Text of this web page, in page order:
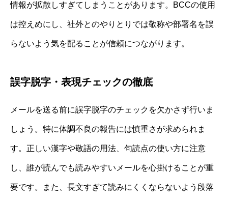
情報が拡散しすぎてしまうことがあります。BCCの使用
は控えめにし、社外とのやりとりでは敬称や部署名を誤
らないよう気を配ることが信頼につながります。
誤字脱字・表現チェックの徹底
メールを送る前に誤字脱字のチェックを欠かさず行いま
しょう。特に体調不良の報告には慎重さが求められま
す。正しい漢字や敬語の用法、句読点の使い方に注意
し、誰が読んでも読みやすいメールを心掛けることが重
要です。また、長文すぎて読みにくくならないよう段落